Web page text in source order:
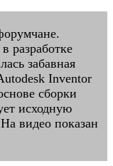
разработке
забавная
Inventor
сборки
исходную
видео показан